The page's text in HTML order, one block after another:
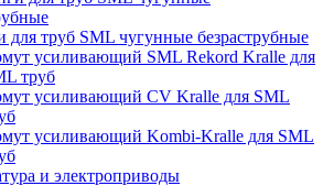
для труб SML чугунные безраструбные
усиливающий SML Rekord Kralle для
труб
усиливающий CV Kralle для SML
усиливающий Kombi-Kralle для SML
и электроприводы